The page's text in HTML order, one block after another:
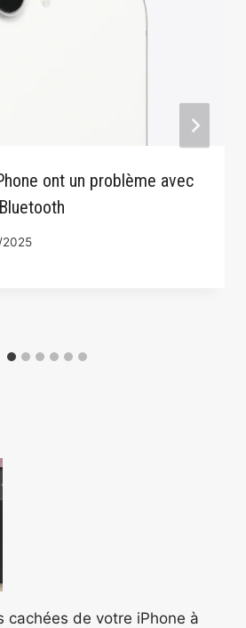
ont un problème avec
cachées de votre iPhone à